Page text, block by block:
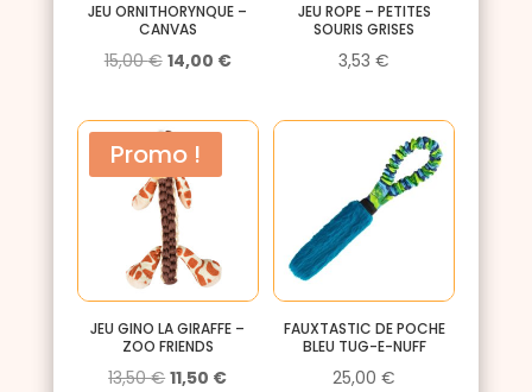
JEU ORNITHORYNQUE –
CANVAS
15,00€ Le
initial
était :
15,00 €.
14,00 €Le
actuel
JEU ROPE – PETITES
SOURIS GRISES
3,53€
Promo !
JEU GINO LA GIRAFFE –
ZOO FRIENDS
13,50€ Le
11,50 €Le
FAUXTASTIC DE POCHE
BLEU TUG-E-NUFF
25,00€